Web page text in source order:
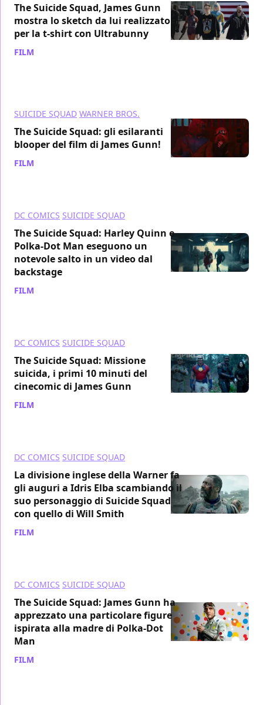
The Suicide Squad, James Gunn
mostra lo sketch da lui realizzato
per la t-shirt con Ultrabunny
FILM
SUICIDE SQUAD WARNER BROS.
The Suicide Squad: gli esilaranti
blooper del film di James Gunn!
FILM
DC COMICS SUICIDE SQUAD
The Suicide Squad: Harley Quinn e
Polka-Dot Man eseguono un
notevole salto in un video dal
backstage
FILM
DC COMICS SUICIDE SQUAD
The Suicide Squad: Missione
suicida, i primi 10 minuti del
cinecomic di James Gunn
FILM
DC COMICS SUICIDE SQUAD
La divisione inglese della Warner fa
gli auguri a Idris Elba scambiando il
suo personaggio di Suicide Squad
con quello di Will Smith
FILM
DC COMICS SUICIDE SQUAD
The Suicide Squad: James Gunn ha
apprezzato una particolare figure
ispirata alla madre di Polka-Dot
Man
FILM